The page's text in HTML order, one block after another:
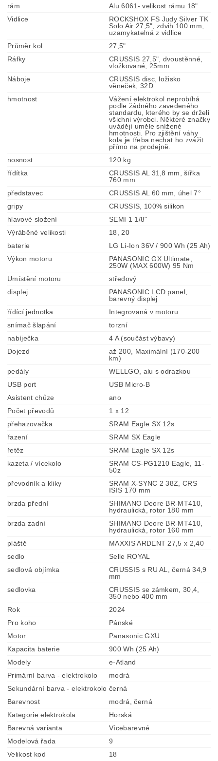
rám
Alu 6061- velikost rámu 18"
Vidlice
ROCKSHOX FS Judy Silver TK
Solo Air 27,5", zdvih 100 mm,
uzamykatelná z vidlice
Průměr kol
27,5"
Ráfky
CRUSSIS 27,5", dvoustěnné,
vložkované, 25mm
Náboje
CRUSSIS disc, ložisko
věneček, 32D
hmotnost
Vážení elektrokol neprobíhá
podle žádného zavedeného
standardu, kterého by se drželi
všichni výrobci. Některé značky
uvádějí uměle snížené
hmotnosti. Pro zjištění váhy
kola je třeba nechat ho zvážit
přímo na prodejně.
nosnost
120 kg
řídítka
CRUSSIS AL 31,8 mm, šířka
760 mm
představec
CRUSSIS AL 60 mm, úhel 7°
gripy
CRUSSIS, 100% silikon
hlavové složení
SEMI 1 1/8"
Výráběné velikosti
18, 20
baterie
LG Li-Ion 36V / 900 Wh (25 Ah)
Výkon motoru
PANASONIC GX Ultimate,
250W (MAX 600W) 95 Nm
Umístění motoru
středový
displej
PANASONIC LCD panel,
barevný displej
řídící jednotka
Integrovaná v motoru
snímač šlapání
torzní
nabíječka
4 A (součást výbavy)
Dojezd
až 200, Maximální (170-200
km)
pedály
WELLGO, alu s odrazkou
USB port
USB Micro-B
Asistent chůze
ano
Počet převodů
1 x 12
přehazovačka
SRAM Eagle SX 12s
řazení
SRAM SX Eagle
řetěz
SRAM Eagle SX 12s
kazeta / vícekolo
SRAM CS-PG1210 Eagle, 11-
50z
převodník a kliky
SRAM X-SYNC 2 38Z, CRS
ISIS 170 mm
brzda přední
SHIMANO Deore BR-MT410,
hydraulická, rotor 180 mm
brzda zadní
SHIMANO Deore BR-MT410,
hydraulická, rotor 160 mm
pláště
MAXXIS ARDENT 27,5 x 2,40
sedlo
Selle ROYAL
sedlová objímka
CRUSSIS s RU AL, černá 34,9
mm
sedlovka
CRUSSIS se zámkem, 30,4,
350 nebo 400 mm
Rok
2024
Pro koho
Pánské
Motor
Panasonic GXU
Kapacita baterie
900 Wh (25 Ah)
Modely
e-Atland
Primární barva - elektrokolo
modrá
Sekundární barva - elektrokolo černá
Barevnost
modrá, černá
Kategorie elektrokola
Horská
Barevná varianta
Vícebarevné
Modelová řada
9
Velikost kod
18